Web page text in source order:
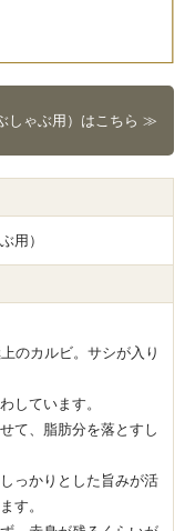
しゃぶ用）はこちら ≫
用）
のカルビ。サシが入り
しています。
て、脂肪分を落とすし
っかりとした旨みが活
す。